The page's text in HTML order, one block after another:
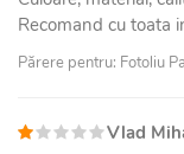
Recomand cu toata
Părere pentru: Fotoliu
Vlad